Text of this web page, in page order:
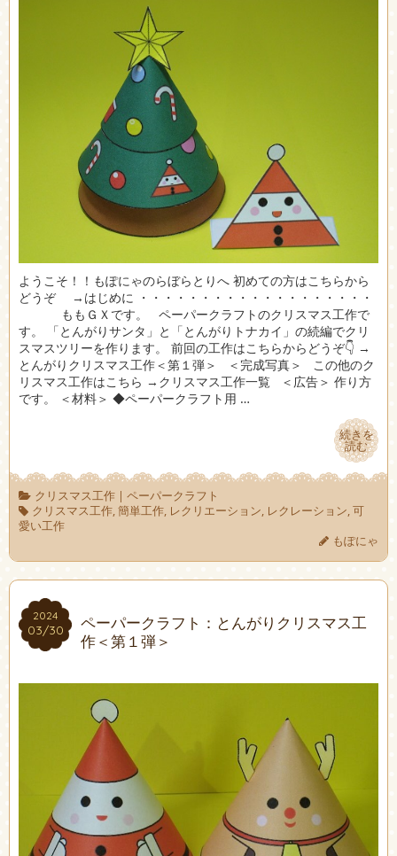
ようこそ！！もぽにゃのらぼらとりへ 初めての方はこちらから
どうぞ →はじめに ・・・・・・・・・・・・・・・・・・・
ももＧＸです。 ペーパークラフトのクリスマス工作で
す。 「とんがりサンタ」と「とんがりトナカイ」の続編でクリ
スマスツリーを作ります。 前回の工作はこちらからどうぞ👇 →
とんがりクリスマス工作＜第１弾＞ ＜完成写真＞ この他のク
リスマス工作はこちら →クリスマス工作一覧 ＜広告＞ 作り方
です。 ＜材料＞ ◆ペーパークラフト用 …
続きを
読む
続きを
読む
クリスマス工作| ペーパークラフト
クリスマス工作,簡単工作, レクリエーション, レクレーション,可
愛い工作
もぽにゃ
2024
03/30
2024
03/30
ペーパークラフト：とんがりクリスマス工
作＜第１弾＞